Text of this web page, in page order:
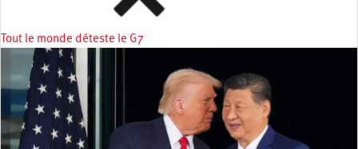
Tout le monde déteste le G7